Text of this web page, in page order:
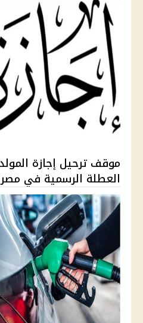
العطلة الرسمية في مصر